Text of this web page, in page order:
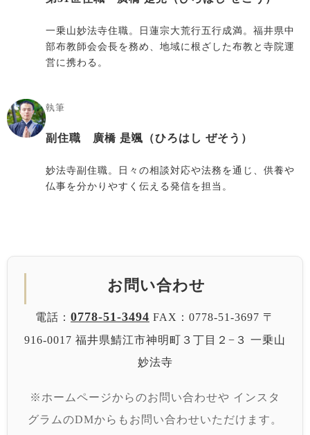
一乗山妙法寺住職。日蓮宗大荒行五行成満。福井県中
部布教師会会長を務め、地域に根ざした布教と寺院運
営に携わる。
執筆
副住職 廣橋 是颯（ひろはし ぜそう）
妙法寺副住職。日々の相談対応や法務を通じ、供養や
仏事を分かりやすく伝える発信を担当。
お問い合わせ
電話： 0778-51-3494 FAX：0778-51-3697 〒
916-0017 福井県鯖江市神明町３丁目２−３ 一乗山
妙法寺
※ホームページからのお問い合わせや インスタ
グラムのDMからもお問い合わせいただけます。